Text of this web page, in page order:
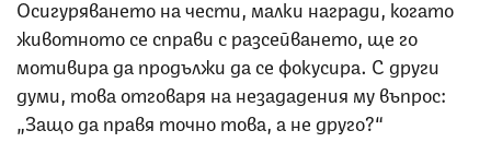
Осигуряването на чести, малки награди, когато
животното се справи с разсейването, ще го
мотивира да продължи да се фокусира. С други
думи, това отговаря на незададения му въпрос:
„Защо да правя точно това, а не друго?“